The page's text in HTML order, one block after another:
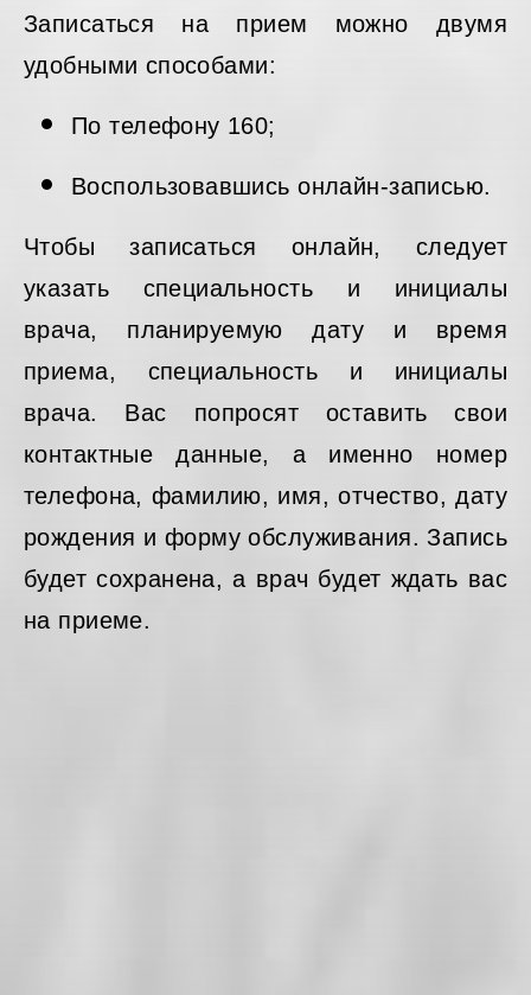
Записаться на прием можно двумя
удобными способами:
По телефону 160;
Воспользовавшись онлайн-записью.
Чтобы записаться онлайн, следует
указать специальность и инициалы
врача, планируемую дату и время
приема, специальность и инициалы
врача. Вас попросят оставить свои
контактные данные, а именно номер
телефона, фамилию, имя, отчество, дату
рождения и форму обслуживания. Запись
будет сохранена, а врач будет ждать вас
на приеме.